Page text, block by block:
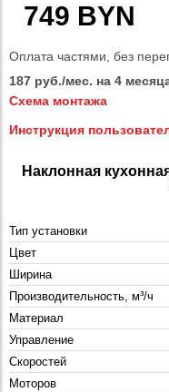
749 BYN
Оплата частями, без
187 руб./мес. на 4
Схема монтажа
Инструкция
Наклонная
Тип установки
Цвет
Ширина
Производительность, м³/ч
Материал
Управление
Скоростей
Моторов